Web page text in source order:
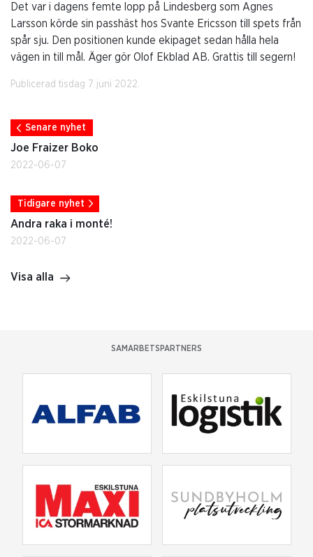
Det var i dagens femte lopp på Lindesberg som Agnes
Larsson körde sin passhäst hos Svante Ericsson till spets från
spår sju. Den positionen kunde ekipaget sedan hålla hela
vägen in till mål. Äger gör Olof Ekblad AB. Grattis till segern!
Publicerad tisdag 7 juni 2022.
Senare nyhet
Joe Fraizer Boko
2022-06-07
Tidigare nyhet
Andra raka i monté!
2022-06-07
Visa alla
SAMARBETSPARTNERS